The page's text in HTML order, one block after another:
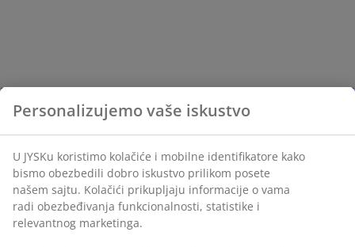
Personalizujemo vaše iskustvo
U JYSKu koristimo kolačiće i mobilne identifikatore kako
bismo obezbedili dobro iskustvo prilikom posete
našem sajtu. Kolačići prikupljaju informacije o vama
radi obezbeđivanja funkcionalnosti, statistike i
relevantnog marketinga.